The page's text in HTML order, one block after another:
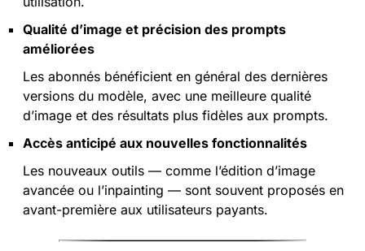
Qualité d’image et précision des prompts
améliorées
Les abonnés bénéficient en général des dernières
versions du modèle, avec une meilleure qualité
d’image et des résultats plus fidèles aux prompts.
Accès anticipé aux nouvelles fonctionnalités
Les nouveaux outils — comme l’édition d’image
avancée ou l’inpainting — sont souvent proposés en
avant-première aux utilisateurs payants.